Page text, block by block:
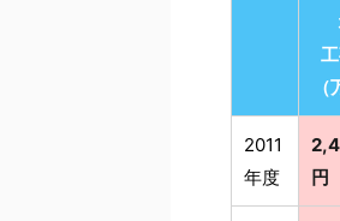
（
2011
年度
円